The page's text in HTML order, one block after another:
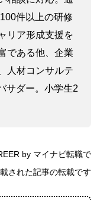
件以上の研修
リア形成支援を
である他、企業
人材コンサルテ
サダー。小学生2
by マイナビ転職で
された記事の転載です